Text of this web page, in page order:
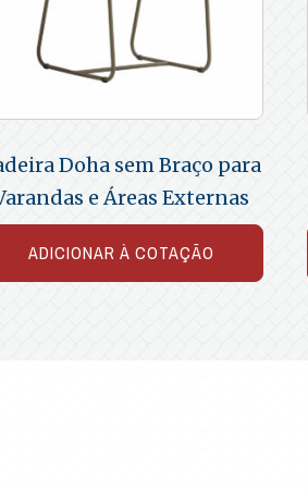
Doha sem Braço para
e Áreas Externas
ADICIONAR À COTAÇÃO